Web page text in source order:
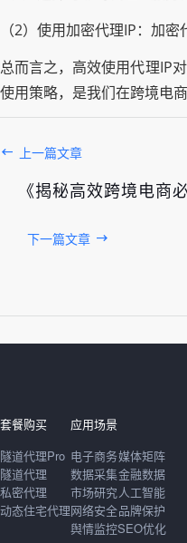
（2）使用加密代理IP：加
总而言之，高效使用代理IP
使用策略，是我们在跨境电
上一篇文章
《揭秘高效跨境电商
下一篇文章
套餐购买
隧道代理Pro
隧道代理
私密代理
动态住宅代理
应用场景
电子商务
数据采集
市场研究
网络安全
舆情监控
媒体矩阵
金融数据
人工智能
品牌保护
SEO优化